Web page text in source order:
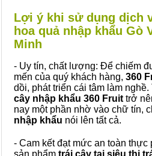
Lợi ý khi sử dụng dịch
hoa quả nhập khẩu Gò
Minh
- Uy tín, chất lượng: Để chiếm
mến của quý khách hàng, 360
dồi, phát triển cái tâm làm
cây nhập khẩu 360 Fruit trở
nay một phần nhờ vào chữ tín,
nhập khẩu nói lên tất cả.
- Cam kết đạt mức an toàn thực
sản phẩm trái cây tại siêu thị